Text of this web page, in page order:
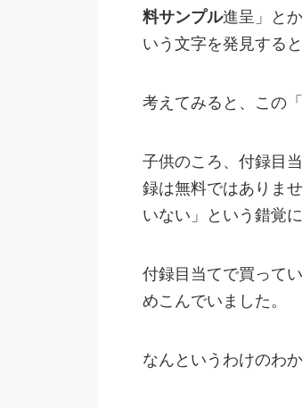
料サンプル進呈」とか
いう文字を発見する
考えてみると、この
子供のころ、付録目
録は無料ではありま
いない」という錯覚
付録目当てで買って
めこんでいました。
なんというわけのわ